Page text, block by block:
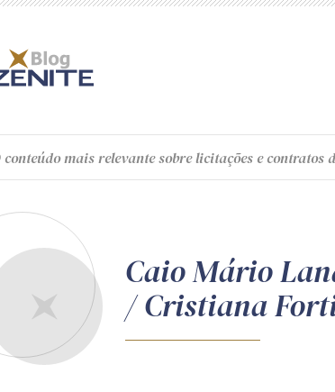
conteúdomais relevante sobre licitações e contratos
Caio Mário
/ Cristiana